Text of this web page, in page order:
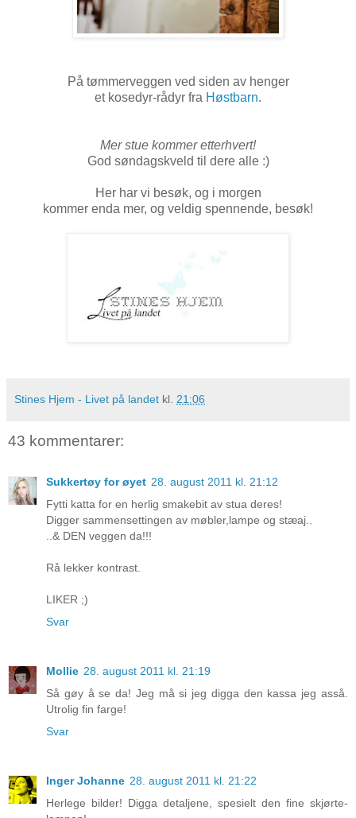
På tømmerveggen ved siden av henger
et kosedyr-rådyr fra Høstbarn.
Mer stue kommer etterhvert!
God søndagskveld til dere alle :)
Her har vi besøk, og i morgen
kommer enda mer, og veldig spennende, besøk!
Stines Hjem - Livet på landet kl. 21:06
43 kommentarer:
Sukkertøy for øyet 28. august 2011 kl. 21:12
Fytti katta for en herlig smakebit av stua deres!
Digger sammensettingen av møbler,lampe og stæaj..
..& DEN veggen da!!!
Rå lekker kontrast.
LIKER ;)
Svar
Mollie 28. august 2011 kl. 21:19
Så gøy å se da! Jeg må si jeg digga den kassa jeg asså.
Utrolig fin farge!
Svar
Inger Johanne 28. august 2011 kl. 21:22
Herlege bilder! Digga detaljene, spesielt den fine skjørte-